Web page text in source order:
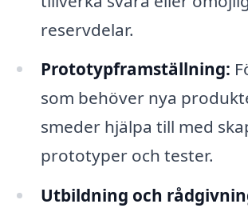
reservdelar.
Prototypframställning:
som behöver nya
smeder hjälpa till med
prototyper och tester.
Utbildning och